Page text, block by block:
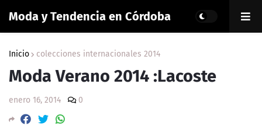
Moda y Tendencia en Córdoba
Inicio colecciones internacionales 2014
Moda Verano 2014 :Lacoste
enero 16, 2014 0